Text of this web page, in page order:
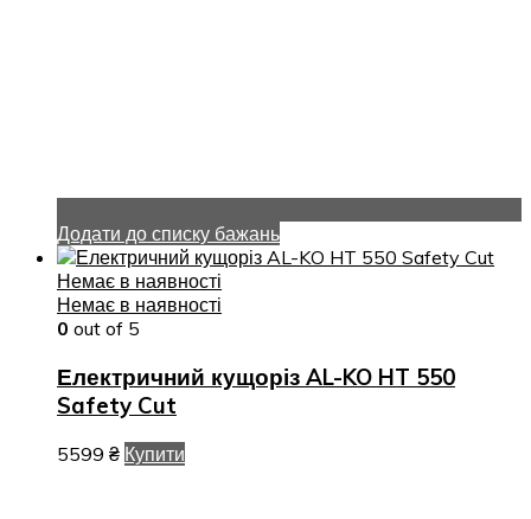
Додати до списку бажань
Немає в наявності
Немає в наявності
0 out of 5
Електричний кущоріз AL-KO HT 550
Safety Cut
5599 ₴ Купити